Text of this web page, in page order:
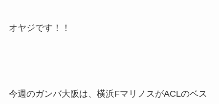
オヤジです！！
今週のガンバ大阪は、横浜FマリノスがACLのベス